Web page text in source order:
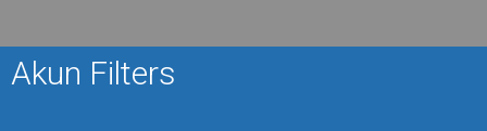
Akun Filters